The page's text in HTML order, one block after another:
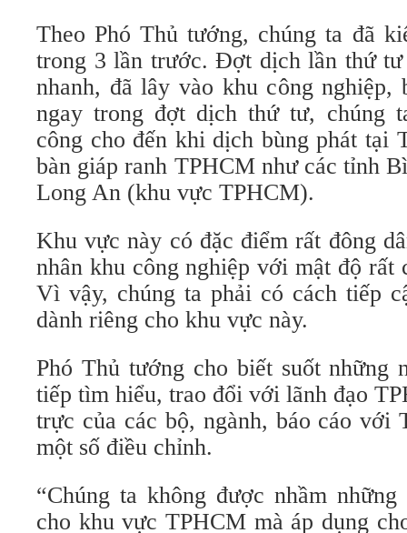
Theo Phó Thủ tướng, chúng ta đã
trong 3 lần trước. Đợt dịch lần thứ
nhanh, đã lây vào khu công nghiệp,
ngay trong đợt dịch thứ tư, chúng
công cho đến khi dịch bùng phát tại
bàn giáp ranh TPHCM như các tỉnh
Long An (khu vực TPHCM).
Khu vực này có đặc điểm rất đông
nhân khu công nghiệp với mật độ rất
Vì vậy, chúng ta phải có cách tiếp
dành riêng cho khu vực này.
Phó Thủ tướng cho biết suốt những
tiếp tìm hiểu, trao đổi với lãnh đạo
trực của các bộ, ngành, báo cáo với
một số điều chỉnh.
“Chúng ta không được nhầm
cho khu vực TPHCM mà áp dụng